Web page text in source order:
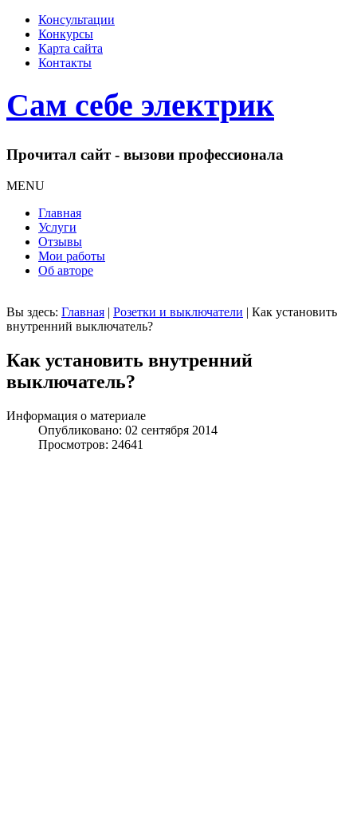
Консультации
Конкурсы
Карта сайта
Контакты
Сам себе электрик
Прочитал сайт - вызови профессионала
MENU
Главная
Услуги
Отзывы
Мои работы
Об авторе
Вы здесь: Главная | Розетки и выключатели | Как установить
внутренний выключатель?
Как установить внутренний
выключатель?
Информация о материале
Опубликовано: 02 сентября 2014
Просмотров: 24641